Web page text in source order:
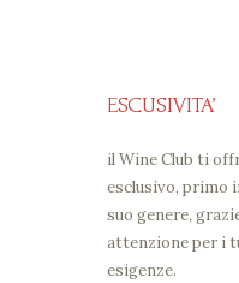
ESCUSIVITA’
il Wine Club ti
esclusivo, primo
suo genere,
attenzione per i
esigenze.